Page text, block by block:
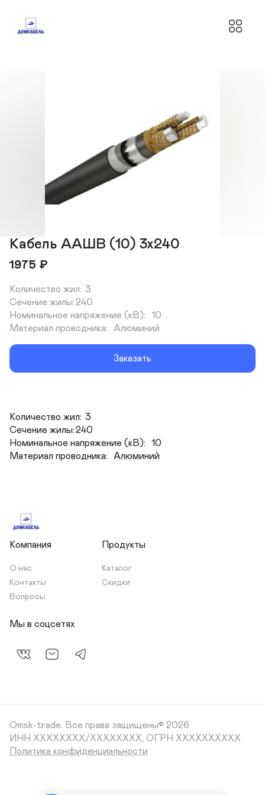
Кабель ААШВ (10) 3х240
1975 ₽
Количество жил:	3
Сечение жилы:	240
Номинальное напряжение (кВ):	10
Материал проводника:	Алюминий
Заказать
Количество жил:	3
Сечение жилы:	240
Номинальное напряжение (кВ):	10
Материал проводника:	Алюминий
Компания
О нас
Контакты
Вопросы
Продукты
Каталог
Скидки
Мы в соцсетях
Omsk-trade. Все права защищены© 2026
ИНН XXXXXXXX/XXXXXXXX, ОГРН XXXXXXXXXX
Политика конфиденциальности